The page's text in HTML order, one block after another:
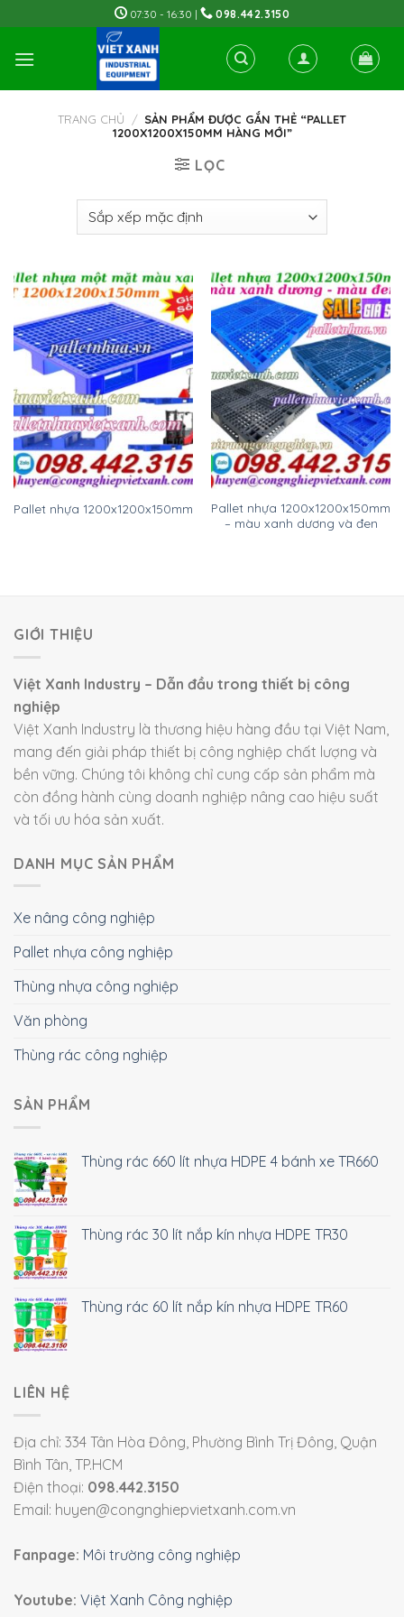
to
content
07:30 - 16:30 | 098.442.3150
TRANG CHỦ / SẢN PHẨM ĐƯỢC GẮN THẺ “PALLET
1200X1200X150MM HÀNG MỚI”
LỌC
Pallet nhựa 1200x1200x150mm
Pallet nhựa 1200x1200x150mm
– màu xanh dương và đen
GIỚI THIỆU
Việt Xanh Industry – Dẫn đầu trong thiết bị công
nghiệp
Việt Xanh Industry là thương hiệu hàng đầu tại Việt Nam,
mang đến giải pháp thiết bị công nghiệp chất lượng và
bền vững. Chúng tôi không chỉ cung cấp sản phẩm mà
còn đồng hành cùng doanh nghiệp nâng cao hiệu suất
và tối ưu hóa sản xuất.
DANH MỤC SẢN PHẨM
Xe nâng công nghiệp
Pallet nhựa công nghiệp
Thùng nhựa công nghiệp
Văn phòng
Thùng rác công nghiệp
SẢN PHẨM
Thùng rác 660 lít nhựa HDPE 4 bánh xe TR660
Thùng rác 30 lít nắp kín nhựa HDPE TR30
Thùng rác 60 lít nắp kín nhựa HDPE TR60
LIÊN HỆ
Địa chỉ: 334 Tân Hòa Đông, Phường Bình Trị Đông, Quận
Bình Tân, TP.HCM
Điện thoại: 098.442.3150
Email: huyen@congnghiepvietxanh.com.vn
Fanpage: Môi trường công nghiệp
Youtube: Việt Xanh Công nghiệp